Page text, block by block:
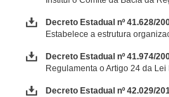
Decreto Estadual nº 41.628/
Estabelece a estrutura
Decreto Estadual nº 41.974/
Regulamenta o Artigo 24 da
Decreto Estadual nº 42.029/